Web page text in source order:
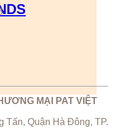
MẠI PAT VIỆT
Tấn, Quận Hà Đông, TP.